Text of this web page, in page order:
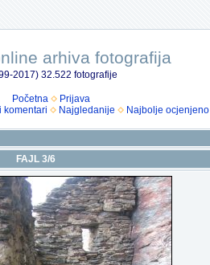
arhiva fotografija
2017) 32.522 fotografije
Početna
Prijava
komentari Najgledanije Najbolje ocjenjeno
FAJL 3/6